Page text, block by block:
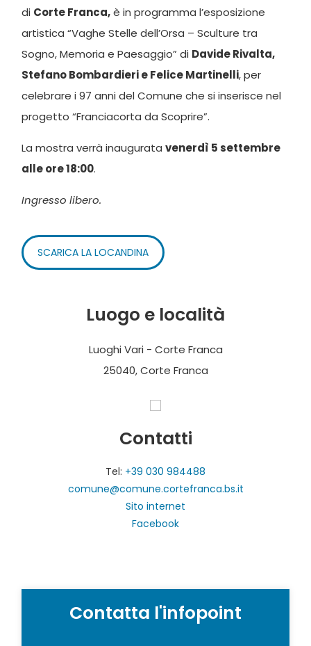
di Corte Franca,è in programma l’esposizione
artistica “Vaghe Stelle dell’Orsa – Sculture tra
Sogno, Memoria e Paesaggio” di Davide Rivalta,
Stefano Bombardieri e Felice Martinelli, per
celebrare i 97 anni del Comune che si inserisce nel
progetto “Franciacorta da Scoprire”.
La mostra verrà inauguratavenerdì 5 settembre
alle ore 18:00.
Ingresso libero.
SCARICA LA LOCANDINA
Luogo e località
Luoghi Vari - Corte Franca
25040, Corte Franca
Contatti
Tel: +39 030 984488
comune@comune.cortefranca.bs.it
Sito internet
Facebook
Contatta l'infopoint